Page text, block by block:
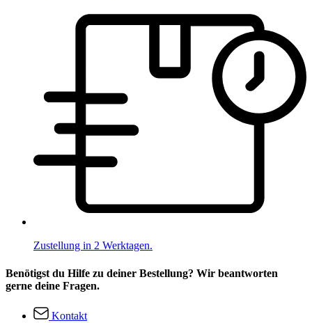
Zustellung in 2 Werktagen.
Benötigst du Hilfe zu deiner Bestellung? Wir beantworten
gerne deine Fragen.
Kontakt